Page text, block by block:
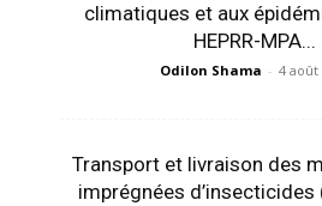
climatiques et aux
HEPRR-MPA...
Odilon Shama - 4 août
Transport et livraison des
imprégnées d’insecticides